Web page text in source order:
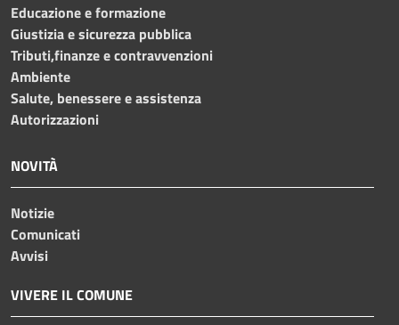
Educazione e formazione
Giustizia e sicurezza pubblica
Tributi,finanze e contravvenzioni
Ambiente
Salute, benessere e assistenza
Autorizzazioni
NOVITÀ
Notizie
Comunicati
Avvisi
VIVERE IL COMUNE